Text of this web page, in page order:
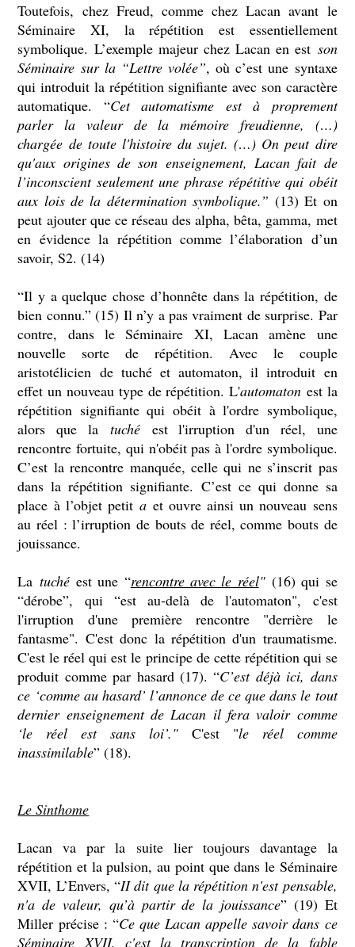
Toutefois, chez Freud, comme chez Lacan avant le
Séminaire XI, la répétition est essentiellement
symbolique. L’exemple majeur chez Lacan en est son
Séminaire sur la “Lettre volée”, où c’est une syntaxe
qui introduit la répétition signifiante avec son caractère
automatique. “Cet automatisme est à proprement
parler la valeur de la mémoire freudienne, (…)
chargée de toute l'histoire du sujet. (…) On peut dire
qu'aux origines de son enseignement, Lacan fait de
l’inconscient seulement une phrase répétitive qui obéit
aux lois de la détermination symbolique.” (13) Et on
peut ajouter que ce réseau des alpha, bêta, gamma, met
en évidence la répétition comme l’élaboration d’un
savoir, S2. (14)
“Il y a quelque chose d’honnête dans la répétition, de
bien connu.” (15) Il n’y a pas vraiment de surprise. Par
contre, dans le Séminaire XI, Lacan amène une
nouvelle sorte de répétition. Avec le couple
aristotélicien de tuché et automaton, il introduit en
effet un nouveau type de répétition. L'automaton est la
répétition signifiante qui obéit à l'ordre symbolique,
alors que la tuchéest l'irruption d'un réel, une
rencontre fortuite, qui n'obéit pas à l'ordre symbolique.
C’est la rencontre manquée, celle qui ne s’inscrit pas
dans la répétition signifiante. C’est ce qui donne sa
place à l’objet petit aet ouvre ainsi un nouveau sens
au réel : l’irruption de bouts de réel, comme bouts de
jouissance.
La tuchéest une “rencontre avec le réel"(16) qui se
“dérobe”, qui “est au-delà de l'automaton", c'est
l'irruption d'une première rencontre "derrière le
fantasme". C'est donc la répétition d'un traumatisme.
C'est le réel qui est le principe de cette répétition qui se
produit comme par hasard (17). “C’est déjà ici, dans
ce ‘comme au hasard’ l’annonce de ce que dans le tout
dernier enseignement de Lacan il fera valoir comme
‘le réel est sans loi’."C'est "le réel comme
inassimilable” (18).
Le Sinthome
Lacan va par la suite lier toujours davantage la
répétition et la pulsion, au point que dans le Séminaire
XVII, L’Envers, “II dit que la répétition n'est pensable,
n'a de valeur, qu’à partir de la jouissance” (19) Et
Miller précise : “Ce que Lacan appelle savoir dans ce
Séminaire XVII, c'est la transcription de la fable